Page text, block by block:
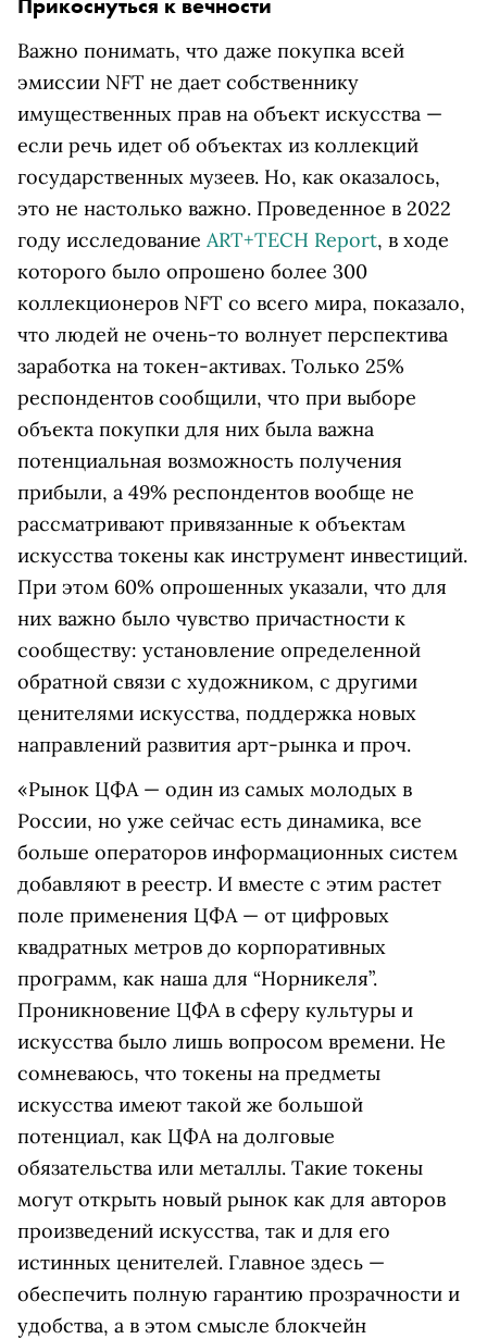
Важно понимать, что даже покупка всей
эмиссии NFT не дает собственнику
имущественных прав на объект искусства —
если речь идет об объектах из коллекций
государственных музеев. Но, как оказалось,
это не настолько важно. Проведенное в 2022
году исследование ART+TECH Report, в ходе
которого было опрошено более 300
коллекционеров NFT со всего мира, показало,
что людей не очень-то волнует перспектива
заработка на токен-активах. Только 25%
респондентов сообщили, что при выборе
объекта покупки для них была важна
потенциальная возможность получения
прибыли, а 49% респондентов вообще не
рассматривают привязанные к объектам
искусства токены как инструмент инвестиций.
При этом 60% опрошенных указали, что для
них важно было чувство причастности к
сообществу: установление определенной
обратной связи с художником, с другими
ценителями искусства, поддержка новых
направлений развития арт-рынка и проч.
«Рынок ЦФА — один из самых молодых в
России, но уже сейчас есть динамика, все
больше операторов информационных систем
добавляют в реестр. И вместе с этим растет
поле применения ЦФА — от цифровых
квадратных метров до корпоративных
программ, как наша для “Норникеля”.
Проникновение ЦФА в сферу культуры и
искусства было лишь вопросом времени. Не
сомневаюсь, что токены на предметы
искусства имеют такой же большой
потенциал, как ЦФА на долговые
обязательства или металлы. Такие токены
могут открыть новый рынок как для авторов
произведений искусства, так и для его
истинных ценителей. Главное здесь —
обеспечить полную гарантию прозрачности и
удобства, а в этом смысле блокчейн